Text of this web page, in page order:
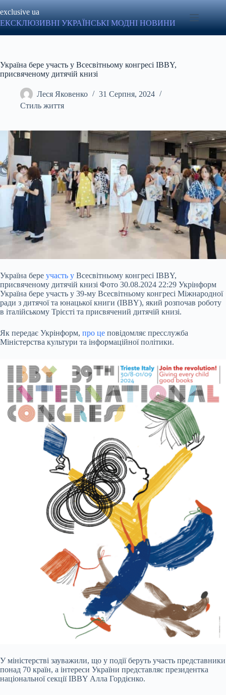
до
вмісту
exclusive ua
ЕКСКЛЮЗИВНІ УКРАЇНСЬКІ МОДНІ НОВИНИ
Україна бере участь у Всесвітньому конгресі IBBY,
присвяченому дитячій книзі
Леся Яковенко
31 Серпня, 2024
Стиль життя
Україна бере участь у Всесвітньому конгресі IBBY,
присвяченому дитячій книзі Фото 30.08.2024 22:29 Укрінформ
Україна бере участь у 39-му Всесвітньому конгресі Міжнародної
ради з дитячої та юнацької книги (IBBY), який розпочав роботу
в італійському Трієсті та присвячений дитячій книзі.
Як передає Укрінформ, про це повідомляє пресслужба
Міністерства культури та інформаційної політики.
У міністерстві зауважили, що у події беруть участь представники
понад 70 країн, а інтереси України представляє президентка
національної секції IBBY Алла Гордієнко.